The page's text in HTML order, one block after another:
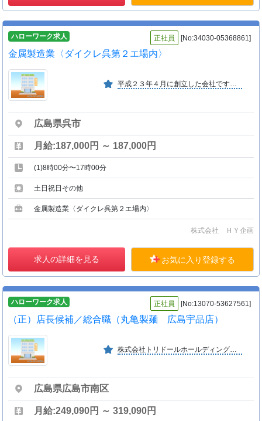
ハローワーク求人 正社員 [No:34030-05368861]
金属製造業〈ダイクレ呉第２エ場内〉
平成２３年４月に創立した会社です。 ２０〜５０歳代の若い年齢層の会社です。
広島県呉市
月給:187,000円 ～ 187,000円
(1)8時00分〜17時00分
土日祝日その他
金属製造業〈ダイクレ呉第２エ場内〉
株式会社 ＨＹ企画
求人の詳細を見る お気に入り登録する
ハローワーク求人 正社員 [No:13070-53627561]
（正）店長候補／総合職（丸亀製麺 広島宇品店）
株式会社トリドールホールディングス（東証プライム上場）の １００％出資子会社
広島県広島市南区
月給:249,090円 ～ 319,090円